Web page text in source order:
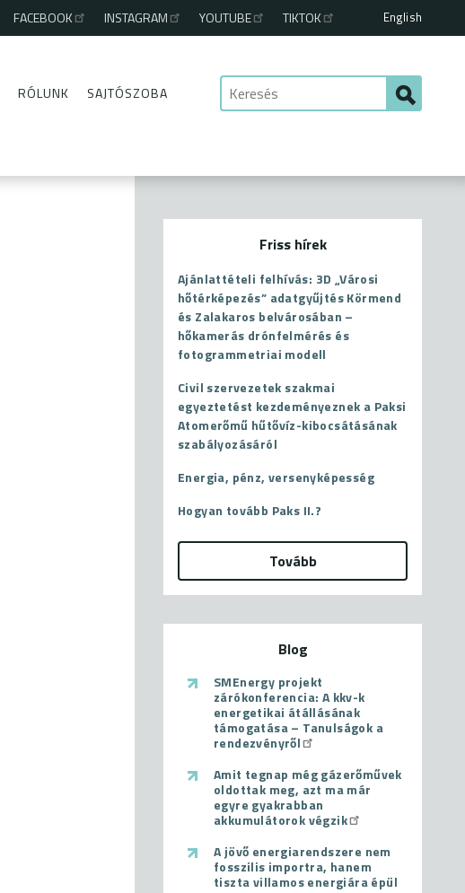
English
RÓLUNK SAJTÓSZOBA
FACEBOOK INSTAGRAM YOUTUBE TIKTOK
Friss hírek
Ajánlattételi felhívás: 3D „Városi
hőtérképezés” adatgyűjtés Körmend
és Zalakaros belvárosában –
hőkamerás drónfelmérés és
fotogrammetriai modell
Civil szervezetek szakmai
egyeztetést kezdeményeznek a Paksi
Atomerőmű hűtővíz-kibocsátásának
szabályozásáról
Energia, pénz, versenyképesség
Hogyan tovább Paks II.?
Tovább
Blog
SMEnergy projekt
zárókonferencia: A kkv-k
energetikai átállásának
támogatása – Tanulságok a
rendezvényről
Amit tegnap még gázerőművek
oldottak meg, azt ma már
egyre gyakrabban
akkumulátorok végzik
A jövő energiarendszere nem
fosszilis importra, hanem
tiszta villamos energiára épül